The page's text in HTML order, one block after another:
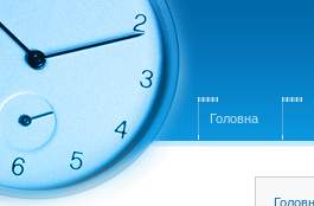
Головна